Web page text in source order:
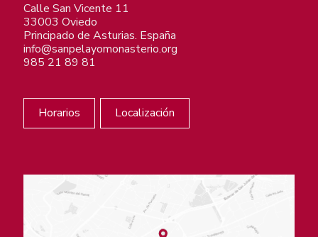
Calle San Vicente 11
33003 Oviedo
Principado de Asturias. España
info@sanpelayomonasterio.org
985 21 89 81
Horarios Localización